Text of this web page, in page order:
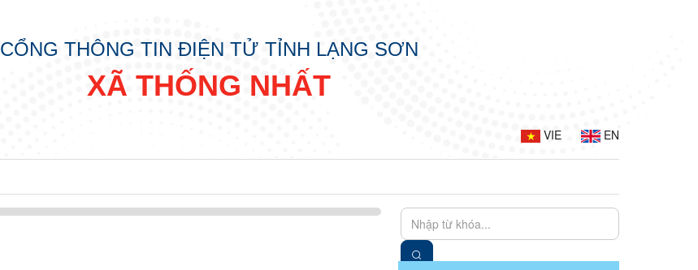
CỔNG THÔNG TIN ĐIỆN TỬ TỈNH LẠNG SƠN
XÃ THỐNG NHẤT
VIE EN